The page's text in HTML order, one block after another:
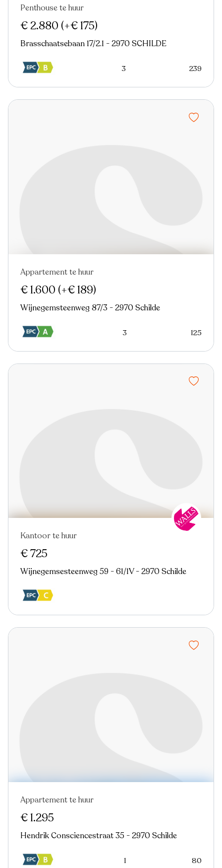
Penthouse te huur
€ 2.880 (+€ 175)
Brasschaatsebaan 17/2.1 - 2970 SCHILDE
3 239
In optie
Appartement te huur
€ 1.600 (+€ 189)
Wijnegemsteenweg 87/3 - 2970 Schilde
3 125
Kantoor te huur
€ 725
Wijnegemsesteenweg 59 - 61/1V - 2970 Schilde
Appartement te huur
€ 1.295
Hendrik Consciencestraat 35 - 2970 Schilde
1 80